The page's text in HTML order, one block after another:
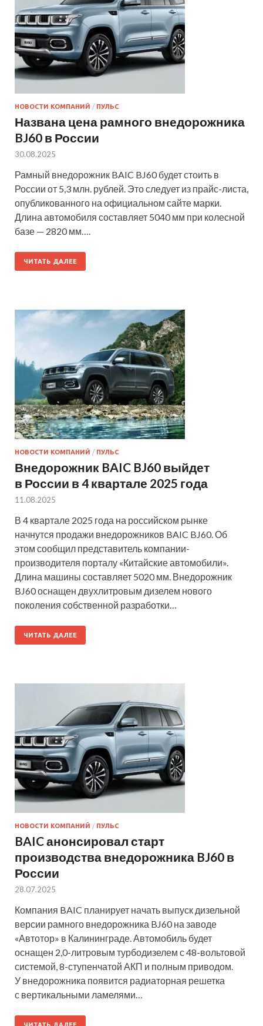
НОВОСТИ КОМПАНИЙ / ПУЛЬС
Названа цена рамного внедорожника
BJ60 в России
30.08.2025
Рамный внедорожник BAIC BJ60 будет стоить в
России от 5,3 млн. рублей. Это следует из прайс-листа,
опубликованного на официальном сайте марки.
Длина автомобиля составляет 5040 мм при колесной
базе — 2820 мм….
ЧИТАТЬ ДАЛЕЕ
НОВОСТИ КОМПАНИЙ / ПУЛЬС
Внедорожник BAIC BJ60 выйдет
в России в 4 квартале 2025 года
11.08.2025
В 4 квартале 2025 года на российском рынке
начнутся продажи внедорожников BAIC BJ60. Об
этом сообщил представитель компании-
производителя порталу «Китайские автомобили».
Длина машины составляет 5020 мм. Внедорожник
BJ60 оснащен двухлитровым дизелем нового
поколения собственной разработки…
ЧИТАТЬ ДАЛЕЕ
НОВОСТИ КОМПАНИЙ / ПУЛЬС
BAIC анонсировал старт
производства внедорожника BJ60 в
России
28.07.2025
Компания BAIC планирует начать выпуск дизельной
версии рамного внедорожника BJ60 на заводе
«Автотор» в Калининграде. Автомобиль будет
оснащен 2,0-литровым турбодизелем с 48-вольтовой
системой, 8-ступенчатой АКП и полным приводом.
У внедорожника появится радиаторная решетка
с вертикальными ламелями…